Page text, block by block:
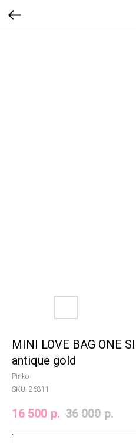
MINI LOVE BAG ONE
antique gold
Pinko
SKU: 26811
16 500 р. 36 000 р.